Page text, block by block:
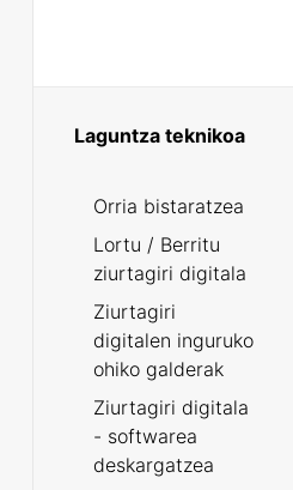
Laguntza teknikoa
Orria bistaratzea
Lortu / Berritu
ziurtagiri digitala
Ziurtagiri
digitalen inguruko
ohiko galderak
Ziurtagiri digitala
- softwarea
deskargatzea